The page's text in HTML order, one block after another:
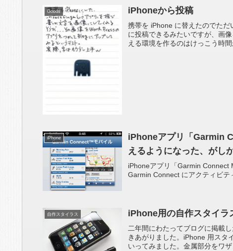
Goods iPhoneから投稿
携帯を iPhone に替えたのでた
に投稿できるみたいですが、画
える環境を作るのはけっこう時
iPhone
iPhoneアプリ「Garmin
えるようになった、がし
iPhoneアプリ「Garmin Connect
Garmin Connect にアクティビテ
自作スタイラス iPhone用の自作スタイラ
二年間にわたってブログに掲載
きあがりました。iPhone 用スタ
いってみました。金属部分をワ